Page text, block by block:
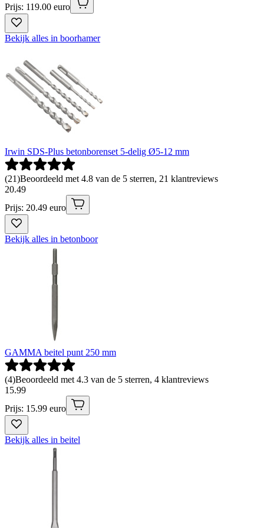
Prijs: 119.00 euro
Bekijk alles in boorhamer
Irwin SDS-Plus betonborenset 5-delig Ø5-12 mm
(21)Beoordeeld met 4.8 van de 5 sterren, 21 klantreviews
20.49
Prijs: 20.49 euro
Bekijk alles in betonboor
GAMMA beitel punt 250 mm
(4)Beoordeeld met 4.3 van de 5 sterren, 4 klantreviews
15.99
Prijs: 15.99 euro
Bekijk alles in beitel